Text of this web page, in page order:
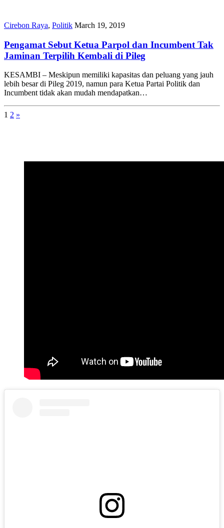
Cirebon Raya, Politik March 19, 2019
Pengamat Sebut Ketua Parpol dan Incumbent Tak
Jaminan Terpilih Kembali di Pileg
KESAMBI – Meskipun memiliki kapasitas dan peluang yang jauh
lebih besar di Pileg 2019, namun para Ketua Partai Politik dan
Incumbent tidak akan mudah mendapatkan…
1 2 »